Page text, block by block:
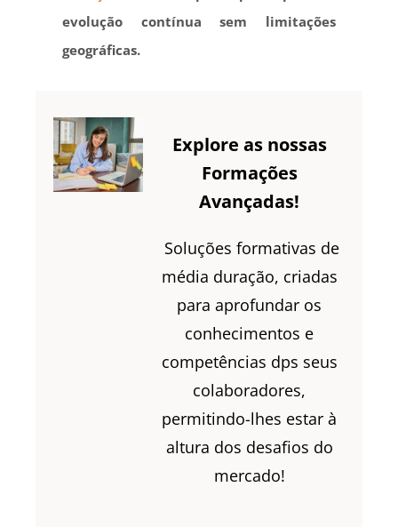
evolução contínua sem limitações
geográficas.
Explore as nossas
Formações
Avançadas!
Soluções formativas de
média duração, criadas
para aprofundar os
conhecimentos e
competências dps seus
colaboradores,
permitindo-lhes estar à
altura dos desafios do
mercado!